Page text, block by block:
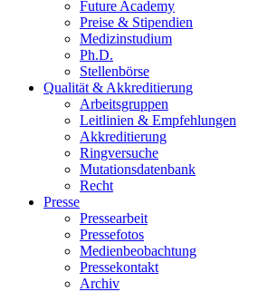
Future Academy
Preise & Stipendien
Medizinstudium
Ph.D.
Stellenbörse
Qualität & Akkreditierung
Arbeitsgruppen
Leitlinien & Empfehlungen
Akkreditierung
Ringversuche
Mutationsdatenbank
Recht
Presse
Pressearbeit
Pressefotos
Medienbeobachtung
Pressekontakt
Archiv